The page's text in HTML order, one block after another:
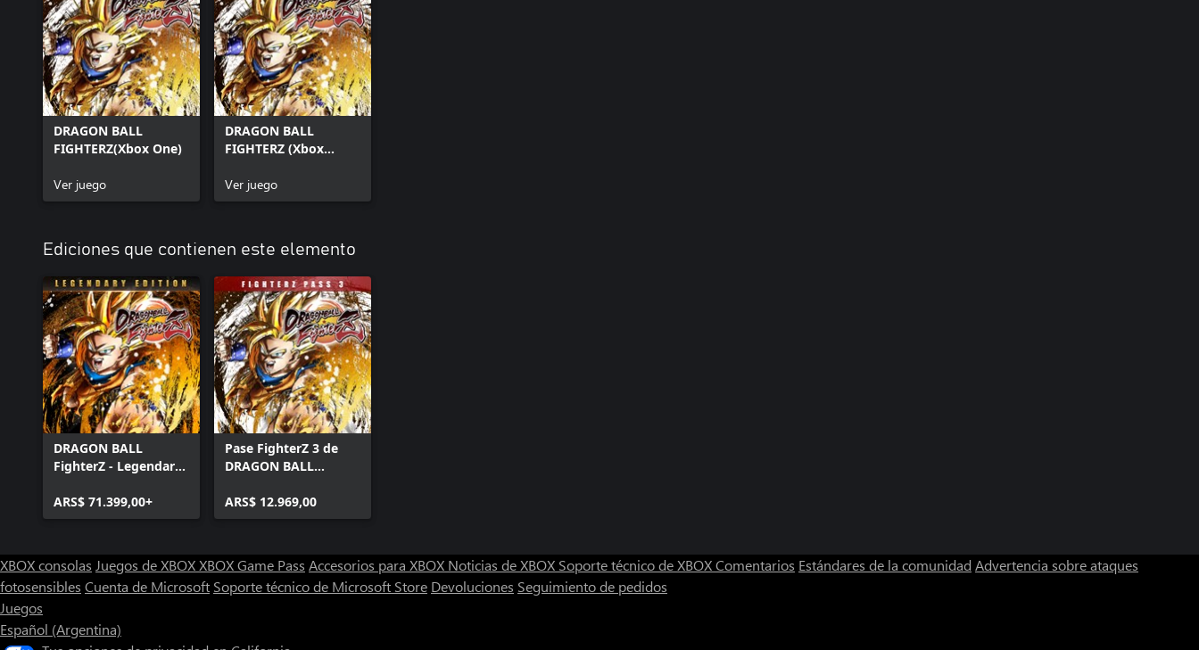
DRAGON BALL
FIGHTERZ(Xbox One)
Ver juego
DRAGON BALL
FIGHTERZ (Xbox
Ver juego
Ediciones que contienen este elemento
DRAGON BALL
FighterZ - Legendary
X|S & Xbox One)
ARS$ 71.399,00+
Pase FighterZ 3 de
DRAGON BALL
ARS$ 12.969,00
XBOX consolas Juegos de XBOXXBOX Game Pass Accesorios para XBOX Noticias de XBOX Soporte técnico de XBOXComentarios Estándares de la comunidad Advertencia sobre ataques
fotosensibles Cuenta de Microsoft Soporte técnico de Microsoft Store Devoluciones Seguimiento de pedidos
Juegos
Español (Argentina)